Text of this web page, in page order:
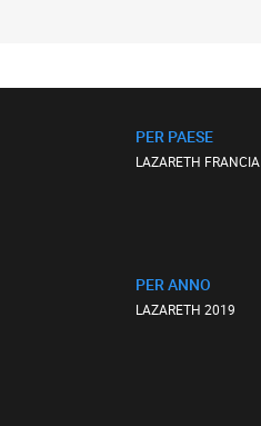
PER PAESE
LAZARETH FRANCIA
PER ANNO
LAZARETH 2019